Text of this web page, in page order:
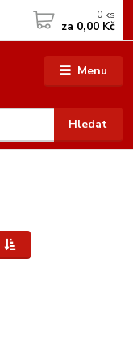
Menu
Hledat
0 ks
za 0,00 Kč